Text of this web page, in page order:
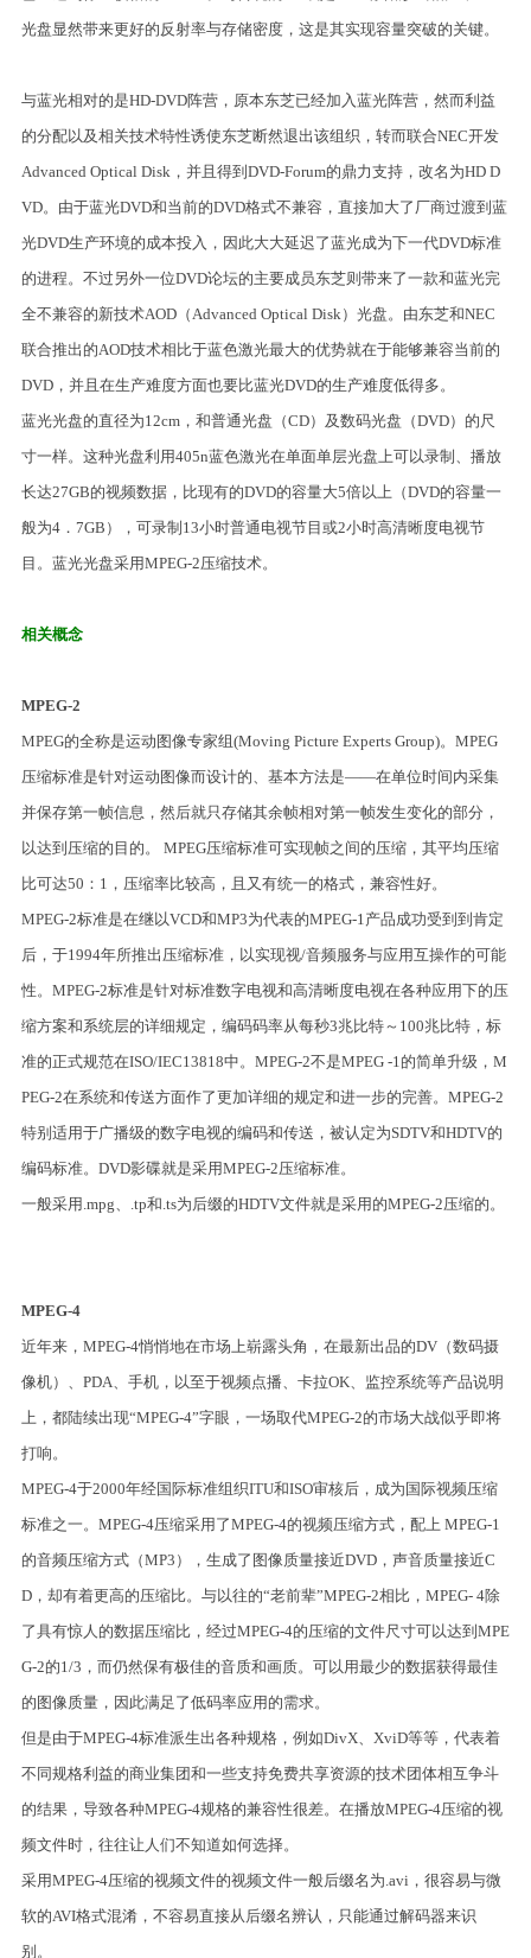
光盘显然带来更好的反射率与存储密度，这是其实现容量突破的关键。
与蓝光相对的是HD-DVD阵营，原本东芝已经加入蓝光阵营，然而利益
的分配以及相关技术特性诱使东芝断然退出该组织，转而联合NEC开发
Advanced Optical Disk，并且得到DVD-Forum的鼎力支持，改名为HD D
VD。由于蓝光DVD和当前的DVD格式不兼容，直接加大了厂商过渡到蓝
光DVD生产环境的成本投入，因此大大延迟了蓝光成为下一代DVD标准
的进程。不过另外一位DVD论坛的主要成员东芝则带来了一款和蓝光完
全不兼容的新技术AOD（Advanced Optical Disk）光盘。由东芝和NEC
联合推出的AOD技术相比于蓝色激光最大的优势就在于能够兼容当前的
DVD，并且在生产难度方面也要比蓝光DVD的生产难度低得多。
蓝光光盘的直径为12cm，和普通光盘（CD）及数码光盘（DVD）的尺
寸一样。这种光盘利用405n蓝色激光在单面单层光盘上可以录制、播放
长达27GB的视频数据，比现有的DVD的容量大5倍以上（DVD的容量一
般为4．7GB），可录制13小时普通电视节目或2小时高清晰度电视节
目。蓝光光盘采用MPEG-2压缩技术。
相关概念
MPEG-2
MPEG的全称是运动图像专家组(Moving Picture Experts Group)。MPEG
压缩标准是针对运动图像而设计的、基本方法是——在单位时间内采集
并保存第一帧信息，然后就只存储其余帧相对第一帧发生变化的部分，
以达到压缩的目的。 MPEG压缩标准可实现帧之间的压缩，其平均压缩
比可达50：1，压缩率比较高，且又有统一的格式，兼容性好。
MPEG-2标准是在继以VCD和MP3为代表的MPEG-1产品成功受到到肯定
后，于1994年所推出压缩标准，以实现视/音频服务与应用互操作的可能
性。MPEG-2标准是针对标准数字电视和高清晰度电视在各种应用下的压
缩方案和系统层的详细规定，编码码率从每秒3兆比特～100兆比特，标
准的正式规范在ISO/IEC13818中。MPEG-2不是MPEG -1的简单升级，M
PEG-2在系统和传送方面作了更加详细的规定和进一步的完善。MPEG-2
特别适用于广播级的数字电视的编码和传送，被认定为SDTV和HDTV的
编码标准。DVD影碟就是采用MPEG-2压缩标准。
一般采用.mpg、.tp和.ts为后缀的HDTV文件就是采用的MPEG-2压缩的。
MPEG-4
近年来，MPEG-4悄悄地在市场上崭露头角，在最新出品的DV（数码摄
像机）、PDA、手机，以至于视频点播、卡拉OK、监控系统等产品说明
上，都陆续出现“MPEG-4”字眼，一场取代MPEG-2的市场大战似乎即将
打响。
MPEG-4于2000年经国际标准组织ITU和ISO审核后，成为国际视频压缩
标准之一。MPEG-4压缩采用了MPEG-4的视频压缩方式，配上 MPEG-1
的音频压缩方式（MP3），生成了图像质量接近DVD，声音质量接近C
D，却有着更高的压缩比。与以往的“老前辈”MPEG-2相比，MPEG- 4除
了具有惊人的数据压缩比，经过MPEG-4的压缩的文件尺寸可以达到MPE
G-2的1/3，而仍然保有极佳的音质和画质。可以用最少的数据获得最佳
的图像质量，因此满足了低码率应用的需求。
但是由于MPEG-4标准派生出各种规格，例如DivX、XviD等等，代表着
不同规格利益的商业集团和一些支持免费共享资源的技术团体相互争斗
的结果，导致各种MPEG-4规格的兼容性很差。在播放MPEG-4压缩的视
频文件时，往往让人们不知道如何选择。
采用MPEG-4压缩的视频文件的视频文件一般后缀名为.avi，很容易与微
软的AVI格式混淆，不容易直接从后缀名辨认，只能通过解码器来识
别。